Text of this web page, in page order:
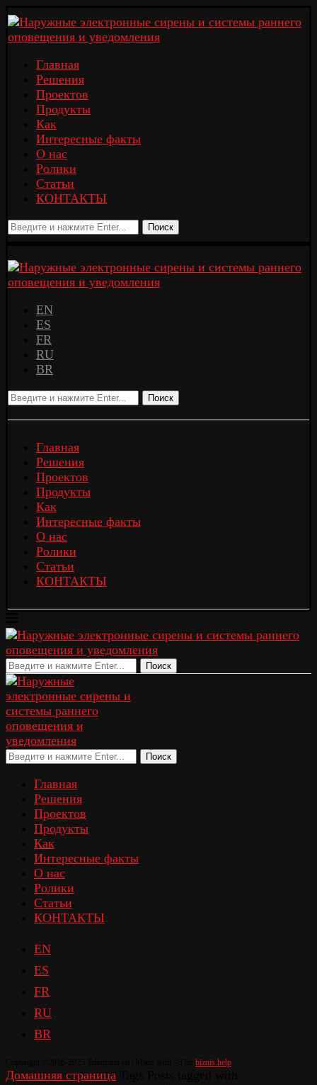
Главная
Решения
Проектов
Продукты
Как
Интересные факты
О нас
Ролики
Статьи
КОНТАКТЫ
Поиск
EN
ES
FR
RU
BR
Поиск
Главная
Решения
Проектов
Продукты
Как
Интересные факты
О нас
Ролики
Статьи
КОНТАКТЫ
Поиск
Поиск
Главная
Решения
Проектов
Продукты
Как
Интересные факты
О нас
Ролики
Статьи
КОНТАКТЫ
EN
ES
FR
RU
BR
biznis.help
Домашняя страница